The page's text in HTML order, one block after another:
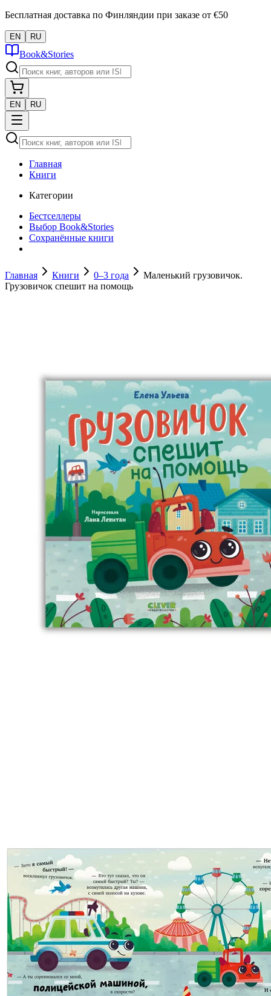
Бесплатная доставка по Финляндии при заказе от €50
EN RU
Book&Stories
EN RU
Главная
Книги
Категории
Бестселлеры
Выбор Book&Stories
Сохранённые книги
Главная Книги 0–3 года
Маленький грузовичок.
Грузовичок спешит на помощь